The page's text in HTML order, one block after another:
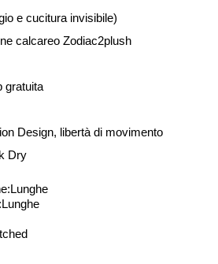
e cucitura invisibile)
calcareo Zodiac2plush
gratuita
Design, libertà di movimento
Dry